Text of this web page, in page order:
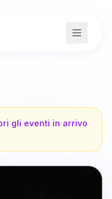
gli eventi in arrivo